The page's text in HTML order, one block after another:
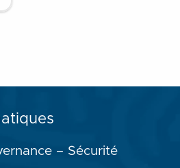
– Sécurité